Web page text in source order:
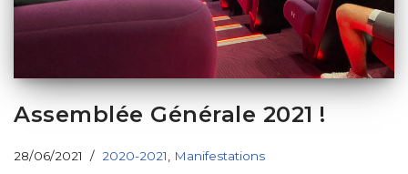
Assemblée Générale 2021 !
28/06/2021 2020-2021 Manifestations